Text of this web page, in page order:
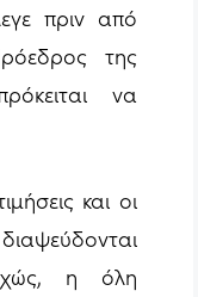
πριν από
της
να
και οι
η όλη